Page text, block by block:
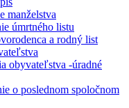
manželstva
úmrtného listu
a rodný list
obyvateľstva -úradné
o poslednom spoločnom